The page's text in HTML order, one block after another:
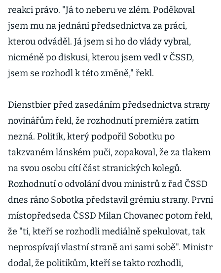
reakci právo. "Já to neberu ve zlém. Poděkoval
jsem mu na jednání předsednictva za práci,
kterou odváděl. Já jsem si ho do vlády vybral,
nicméně po diskusi, kterou jsem vedl v ČSSD,
jsem se rozhodl k této změně," řekl.
Dienstbier před zasedáním předsednictva strany
novinářům řekl, že rozhodnutí premiéra zatím
nezná. Politik, který podpořil Sobotku po
takzvaném lánském puči, zopakoval, že za tlakem
na svou osobu cítí část stranických kolegů.
Rozhodnutí o odvolání dvou ministrů z řad ČSSD
dnes ráno Sobotka představil grémiu strany. První
místopředseda ČSSD Milan Chovanec potom řekl,
že "ti, kteří se rozhodli mediálně spekulovat, tak
neprospívají vlastní straně ani sami sobě". Ministr
dodal, že politikům, kteří se takto rozhodli,